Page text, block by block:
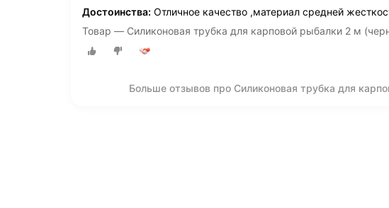
Достоинства: Отличное качество ,материал средней
Товар — Силиконовая трубка для карповой рыбалки 2 м
Больше отзывов про Силиконовая трубка для